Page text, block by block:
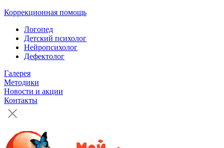
Коррекционная помощь
Логопед
Детский психолог
Нейропсихолог
Дефектолог
Галерея
Методики
Новости и акции
Контакты